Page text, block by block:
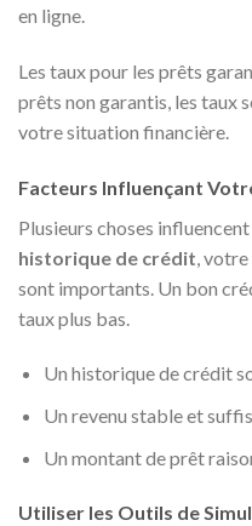
en ligne.
Les taux pour les prêts
prêts non garantis, les taux
votre situation financière.
Facteurs Influençant
Plusieurs choses
historique de crédit , votre
sont importants. Un bon
taux plus bas.
Un historique de crédit
Un revenu stable et
Un montant de prêt
Utiliser les Outils de